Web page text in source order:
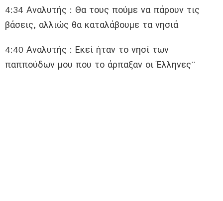
4:34 Αναλυτής : Θα τους πούμε να πάρουν τις
βάσεις, αλλιώς θα καταλάβουμε τα νησιά
4:40 Αναλυτής : Εκεί ήταν το νησί των
παππούδων μου που το άρπαξαν οι Έλληνες¨